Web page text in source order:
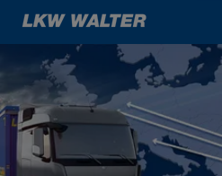
NUESTROS MERCADOS
Europa
Asia Central